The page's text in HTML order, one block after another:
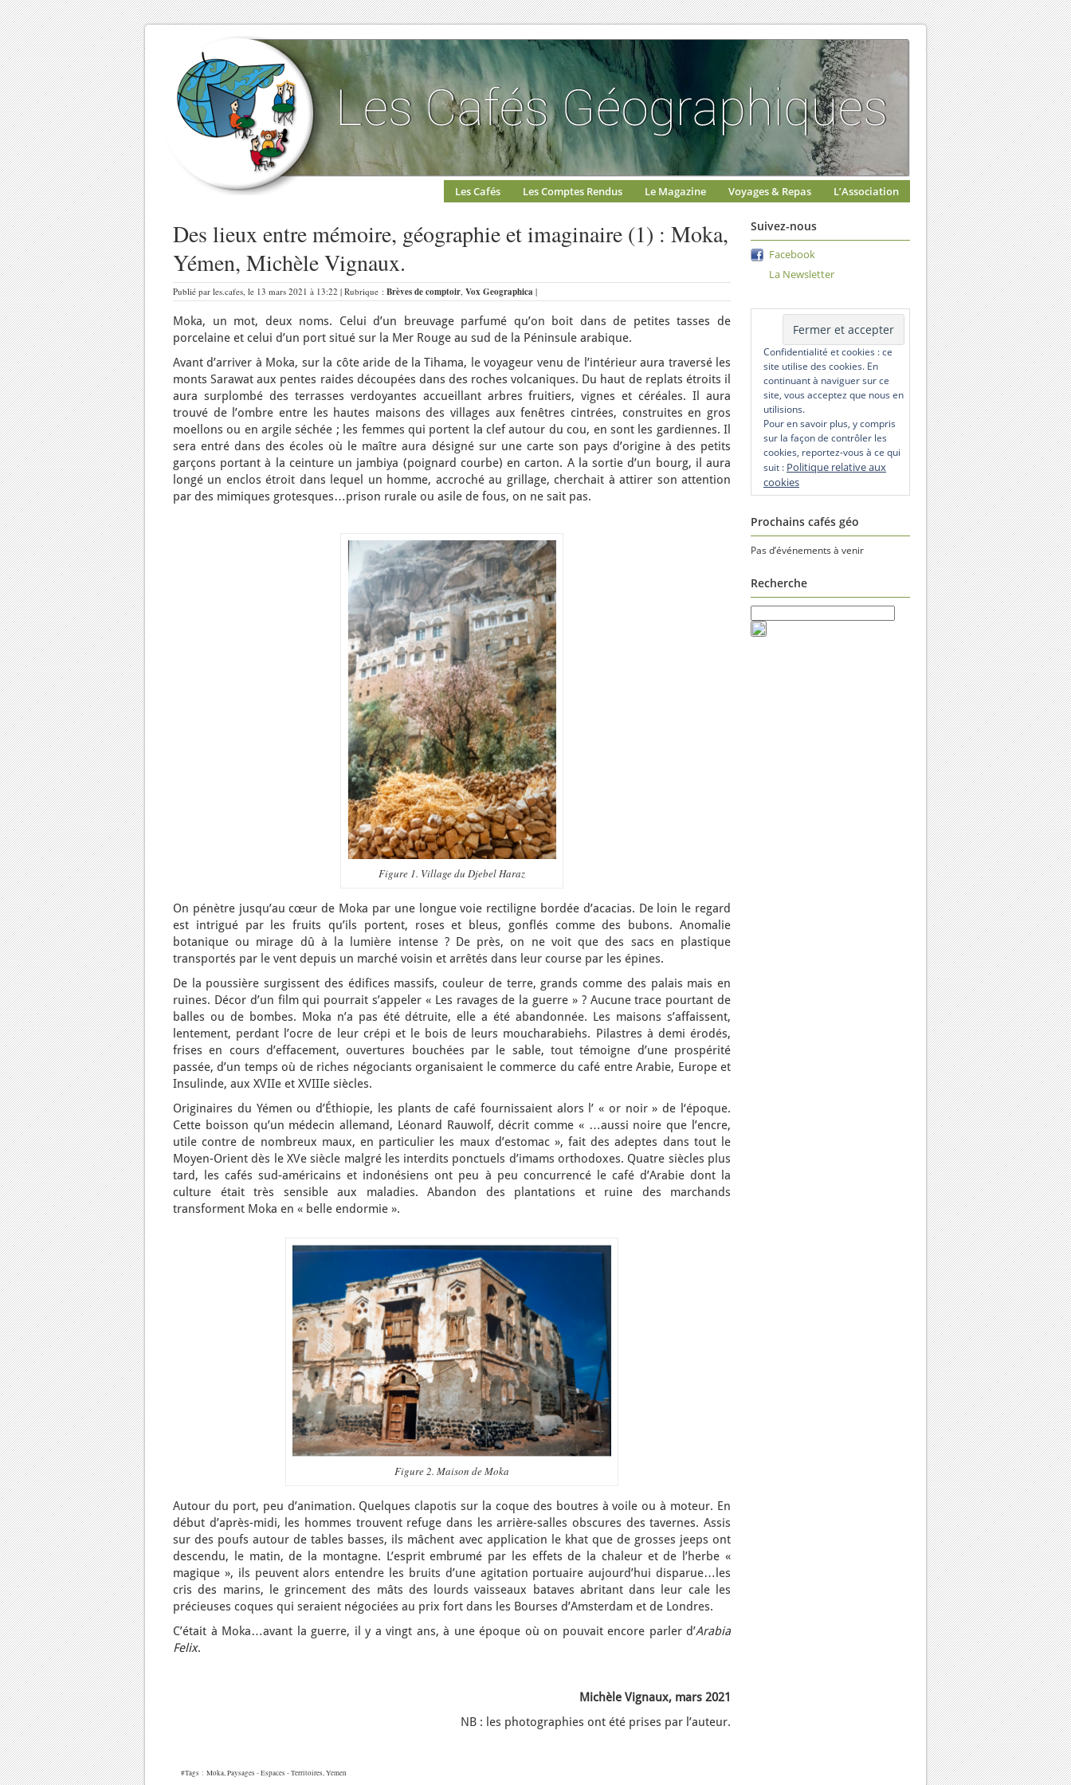
Les Cafés Les Comptes Rendus Le Magazine Voyages & Repas L’Association
Des lieux entre mémoire, géographie et imaginaire (1) : Moka,
Yémen, Michèle Vignaux.
Publié par les.cafes, le 13 mars 2021 à 13:22 | Rubrique : Brèves de comptoir, Vox Geographica |
Moka, un mot, deux noms. Celui d’un breuvage parfumé qu’on boit dans de petites tasses de
porcelaine et celui d’un port situé sur la Mer Rouge au sud de la Péninsule arabique.
Avant d’arriver à Moka, sur la côte aride de la Tihama, le voyageur venu de l’intérieur aura traversé les
monts Sarawat aux pentes raides découpées dans des roches volcaniques. Du haut de replats étroits il
aura surplombé des terrasses verdoyantes accueillant arbres fruitiers, vignes et céréales. Il aura
trouvé de l’ombre entre les hautes maisons des villages aux fenêtres cintrées, construites en gros
moellons ou en argile séchée ; les femmes qui portent la clef autour du cou, en sont les gardiennes. Il
sera entré dans des écoles où le maître aura désigné sur une carte son pays d’origine à des petits
garçons portant à la ceinture un jambiya (poignard courbe) en carton. A la sortie d’un bourg, il aura
longé un enclos étroit dans lequel un homme, accroché au grillage, cherchait à attirer son attention
par des mimiques grotesques…prison rurale ou asile de fous, on ne sait pas.
Figure 1. Village du Djebel Haraz
On pénètre jusqu’au cœur de Moka par une longue voie rectiligne bordée d’acacias. De loin le regard
est intrigué par les fruits qu’ils portent, roses et bleus, gonflés comme des bubons. Anomalie
botanique ou mirage dû à la lumière intense ? De près, on ne voit que des sacs en plastique
transportés par le vent depuis un marché voisin et arrêtés dans leur course par les épines.
De la poussière surgissent des édifices massifs, couleur de terre, grands comme des palais mais en
ruines. Décor d’un film qui pourrait s’appeler « Les ravages de la guerre » ? Aucune trace pourtant de
balles ou de bombes. Moka n’a pas été détruite, elle a été abandonnée. Les maisons s’affaissent,
lentement, perdant l’ocre de leur crépi et le bois de leurs moucharabiehs. Pilastres à demi érodés,
frises en cours d’effacement, ouvertures bouchées par le sable, tout témoigne d’une prospérité
passée, d’un temps où de riches négociants organisaient le commerce du café entre Arabie, Europe et
Insulinde, aux XVIIe et XVIIIe siècles.
Originaires du Yémen ou d’Éthiopie, les plants de café fournissaient alors l’ « or noir » de l‘époque.
Cette boisson qu’un médecin allemand, Léonard Rauwolf, décrit comme « …aussi noire que l’encre,
utile contre de nombreux maux, en particulier les maux d’estomac », fait des adeptes dans tout le
Moyen-Orient dès le XVe siècle malgré les interdits ponctuels d’imams orthodoxes. Quatre siècles plus
tard, les cafés sud-américains et indonésiens ont peu à peu concurrencé le café d’Arabie dont la
culture était très sensible aux maladies. Abandon des plantations et ruine des marchands
transforment Moka en « belle endormie ».
Figure 2. Maison de Moka
Autour du port, peu d’animation. Quelques clapotis sur la coque des boutres à voile ou à moteur. En
début d’après-midi, les hommes trouvent refuge dans les arrière-salles obscures des tavernes. Assis
sur des poufs autour de tables basses, ils mâchent avec application le khat que de grosses jeeps ont
descendu, le matin, de la montagne. L’esprit embrumé par les effets de la chaleur et de l’herbe «
magique », ils peuvent alors entendre les bruits d’une agitation portuaire aujourd’hui disparue…les
cris des marins, le grincement des mâts des lourds vaisseaux bataves abritant dans leur cale les
précieuses coques qui seraient négociées au prix fort dans les Bourses d’Amsterdam et de Londres.
C’était à Moka…avant la guerre, il y a vingt ans, à une époque où on pouvait encore parler d’Arabia
Felix.
Michèle Vignaux, mars 2021
NB : les photographies ont été prises par l’auteur.
#Tags : Moka,Paysages - Espaces - Territoires,Yemen
Suivez-nous
Facebook
La Newsletter
Confidentialité et cookies : ce
site utilise des cookies. En
continuant à naviguer sur ce
site, vous acceptez que nous en
utilisions.
Pour en savoir plus, y compris
sur la façon de contrôler les
cookies, reportez-vous à ce qui
suit : Politique relative aux
cookies
Prochains cafés géo
Pas d’événements à venir
Recherche